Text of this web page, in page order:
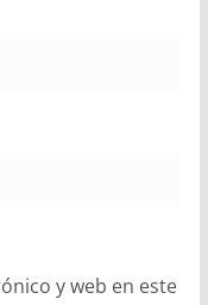
y web en este